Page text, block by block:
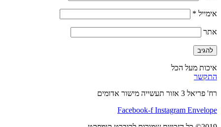
אימייל *
אתר
איכות מעל הכל
התקשר
רח' פריאל 3 אזור תעשייה מישור אדומים
Facebook-f Instagram Envelope